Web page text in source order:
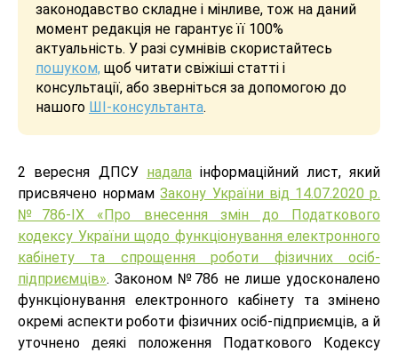
законодавство складне і мінливе, тож на даний
момент редакція не гарантує її 100%
актуальність. У разі сумнівів скористайтесь
пошуком, щоб читати свіжіші статті і
консультації, або зверніться за допомогою до
нашого ШІ-консультанта.
2 вересня ДПСУ надала інформаційний лист, який
присвячено нормамЗакону України від 14.07.2020 р.
№786-ІХ «Про внесення змін до Податкового
кодексу України щодо функціонування електронного
кабінету та спрощення роботи фізичних осіб-
підприємців». Законом №786 не лише удосконалено
функціонування електронного кабінету та змінено
окремі аспекти роботи фізичних осіб-підприємців, а й
уточнено деякі положення Податкового Кодексу